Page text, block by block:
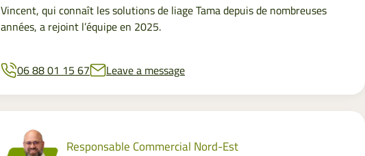
Vincent, qui connaît les solutions de liage Tama depuis de nombreuses
années, a rejoint l’équipe en 2025.
06 88 01 15 67 Leave a message
Responsable Commercial Nord-Est